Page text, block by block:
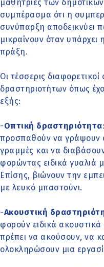
μαθήτριες των
συμπέρασμα ότι η
συνύπαρξη αποδεικνύει
μικραίνουν όταν
πράξη.
Οι τέσσερις
δραστηριοτήτων όπως
εξής:
-Οπτική δραστηριότητα
προσπαθούν να γράψουν
γραμμές και να
φορώντας ειδικά γυαλιά
Επίσης, βιώνουν την
με λευκό μπαστούνι.
-Ακουστική
φορούν ειδικά ακουστικά
πρέπει να ακούσουν, να
ολοκληρώσουν μια